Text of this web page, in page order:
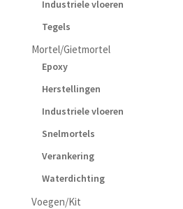
Industriele vloeren
Tegels
Mortel/Gietmortel
Epoxy
Herstellingen
Industriele vloeren
Snelmortels
Verankering
Waterdichting
Voegen/Kit